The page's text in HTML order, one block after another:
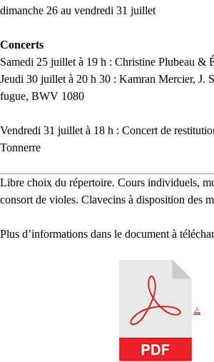
dimanche 26 au vendredi 31 juillet
Concerts
Samedi 25 juillet à 19 h : Christine Plubeau &
Jeudi 30 juillet à 20 h 30 : Kamran Mercier, J.
fugue, BWV 1080
Vendredi 31 juillet à 18 h : Concert de
Tonnerre
Libre choix du répertoire. Cours individuels,
consort de violes. Clavecins à disposition des
Plus d’informations dans le document à